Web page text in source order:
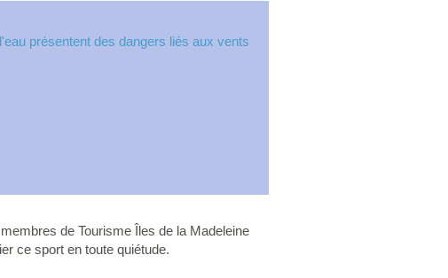
présentent des dangers liés aux vents
de Tourisme Îles de la Madeleine
ce sport en toute quiétude.